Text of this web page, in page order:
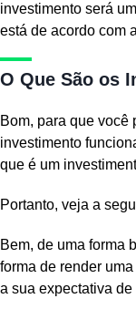
investimento será
está de acordo com
O Que São os
Bom, para que você
investimento
que é um
Portanto, veja a
Bem, de uma forma
forma de render
a sua expectativa